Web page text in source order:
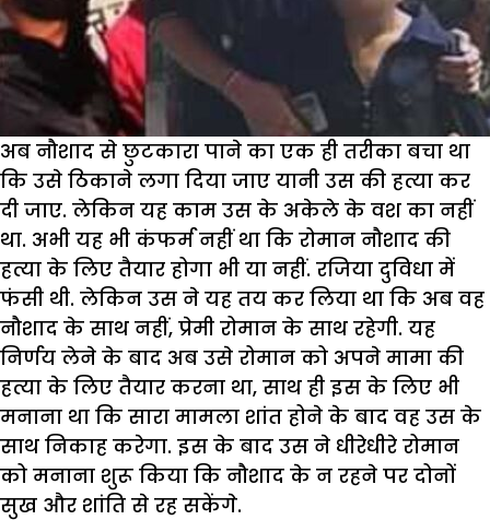
अब नौशाद से छुटकारा पाने का एक ही तरीका बचा था
कि उसे ठिकाने लगा दिया जाए यानी उस की हत्या कर
दी जाए. लेकिन यह काम उस के अकेले के वश का नहीं
था. अभी यह भी कंफर्म नहीं था कि रोमान नौशाद की
हत्या के लिए तैयार होगा भी या नहीं. रजिया दुविधा में
फंसी थी. लेकिन उस ने यह तय कर लिया था कि अब वह
नौशाद के साथ नहीं, प्रेमी रोमान के साथ रहेगी. यह
निर्णय लेने के बाद अब उसे रोमान को अपने मामा की
हत्या के लिए तैयार करना था, साथ ही इस के लिए भी
मनाना था कि सारा मामला शांत होने के बाद वह उस के
साथ निकाह करेगा. इस के बाद उस ने धीरेधीरे रोमान
को मनाना शुरू किया कि नौशाद के न रहने पर दोनों
सुख और शांति से रह सकेंगे.